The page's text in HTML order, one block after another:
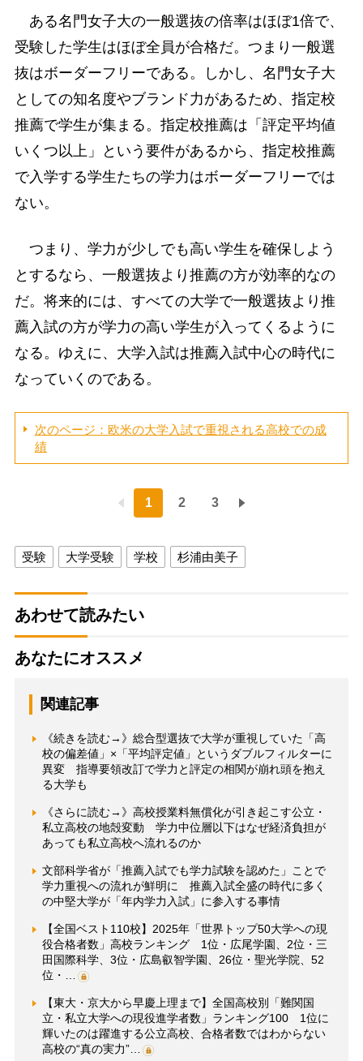
ある名門女子大の一般選抜の倍率はほぼ1倍で、
受験した学生はほぼ全員が合格だ。つまり一般選
抜はボーダーフリーである。しかし、名門女子大
としての知名度やブランド力があるため、指定校
推薦で学生が集まる。指定校推薦は「評定平均値
いくつ以上」という要件があるから、指定校推薦
で入学する学生たちの学力はボーダーフリーでは
ない。
つまり、学力が少しでも高い学生を確保しよう
とするなら、一般選抜より推薦の方が効率的なの
だ。将来的には、すべての大学で一般選抜より推
薦入試の方が学力の高い学生が入ってくるように
なる。ゆえに、大学入試は推薦入試中心の時代に
なっていくのである。
次のページ：欧米の大学入試で重視される高校での成
績
1 2 3
受験 大学受験 学校 杉浦由美子
あわせて読みたい
あなたにオススメ
関連記事
《続きを読む→》総合型選抜で大学が重視していた「高
校の偏差値」×「平均評定値」というダブルフィルターに
異変 指導要領改訂で学力と評定の相関が崩れ頭を抱え
る大学も
《さらに読む→》高校授業料無償化が引き起こす公立・
私立高校の地殻変動 学力中位層以下はなぜ経済負担が
あっても私立高校へ流れるのか
文部科学省が「推薦入試でも学力試験を認めた」ことで
学力重視への流れが鮮明に 推薦入試全盛の時代に多く
の中堅大学が「年内学力入試」に参入する事情
【全国ベスト110校】2025年「世界トップ50大学への現
役合格者数」高校ランキング 1位・広尾学園、2位・三
田国際科学、3位・広島叡智学園、26位・聖光学院、52
位・…
【東大・京大から早慶上理まで】全国高校別「難関国
立・私立大学への現役進学者数」ランキング100 1位に
輝いたのは躍進する公立高校、合格者数ではわからない
高校の“真の実力”…